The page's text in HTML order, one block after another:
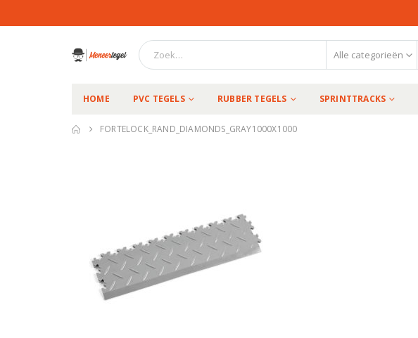
Alle categorieën
HOME PVC TEGELS RUBBER TEGELS SPRINTTRACKS
FORTELOCK_RAND_DIAMONDS_GRAY1000X1000